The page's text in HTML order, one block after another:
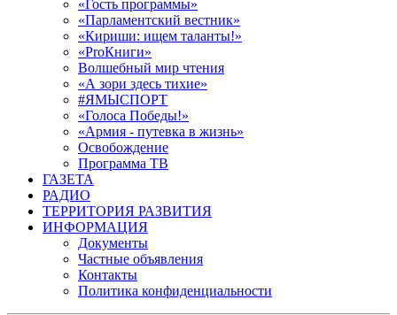
«Гость программы»
«Парламентский вестник»
«Кириши: ищем таланты!»
«ProКниги»
Волшебный мир чтения
«А зори здесь тихие»
#ЯМЫСПОРТ
«Голоса Победы!»
«Армия - путевка в жизнь»
Освобождение
Программа ТВ
ГАЗЕТА
РАДИО
ТЕРРИТОРИЯ РАЗВИТИЯ
ИНФОРМАЦИЯ
Документы
Частные объявления
Контакты
Политика конфиденциальности